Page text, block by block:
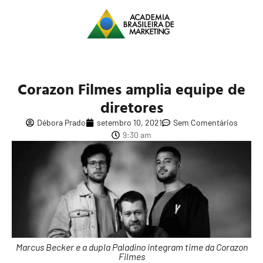
Corazon Filmes amplia equipe de
diretores
Débora Prado setembro 10, 2021
Sem Comentários
9:30 am
Marcus Becker e a dupla Paladino integram time da Corazon
Filmes